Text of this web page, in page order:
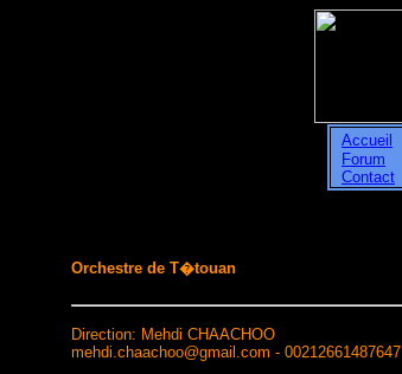
Accueil
Forum
Contact
Orchestre de T�touan
Direction: Mehdi CHAACHOO
mehdi.chaachoo@gmail.com - 00212661487647